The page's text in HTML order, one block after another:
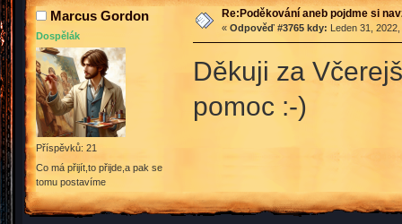
Marcus Gordon
Dospělák
Příspěvků: 21
Co má přijít,to přijde,a pak se
tomu postavíme
Re:Poděkování aneb pojdme si
« Odpověď #3765 kdy: Leden 31,
Děkuji za
pomoc :-)